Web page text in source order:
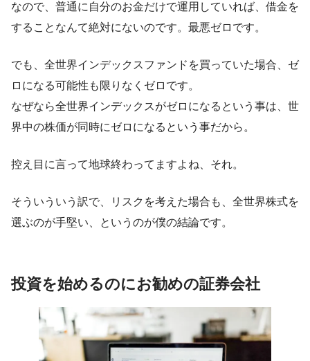
なので、普通に自分のお金だけで運用していれば、借金を
することなんて絶対にないのです。最悪ゼロです。
でも、全世界インデックスファンドを買っていた場合、ゼ
ロになる可能性も限りなくゼロです。
なぜなら全世界インデックスがゼロになるという事は、世
界中の株価が同時にゼロになるという事だから。
控え目に言って地球終わってますよね、それ。
そういういう訳で、リスクを考えた場合も、全世界株式を
選ぶのが手堅い、というのが僕の結論です。
投資を始めるのにお勧めの証券会社